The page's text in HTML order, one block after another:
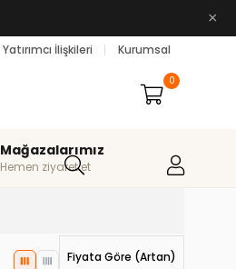
×
Yatırımcı İlişkileri Kurumsal
0
Mağazalarımız
Hemen ziyaret et
Fiyata Göre (Artan)